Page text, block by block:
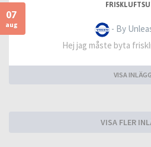
07
aug
- By
Hej jag måste byta
VISA INLÄGG
VISA FLER